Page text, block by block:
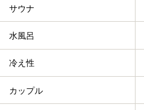
サウナ
水風呂
冷え性
カップル